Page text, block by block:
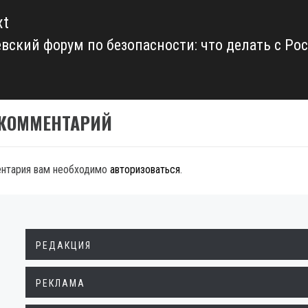
форум по безопасности: что делать с
вам необходимо авторизоваться.
РЕДАКЦИЯ
РЕКЛАМА